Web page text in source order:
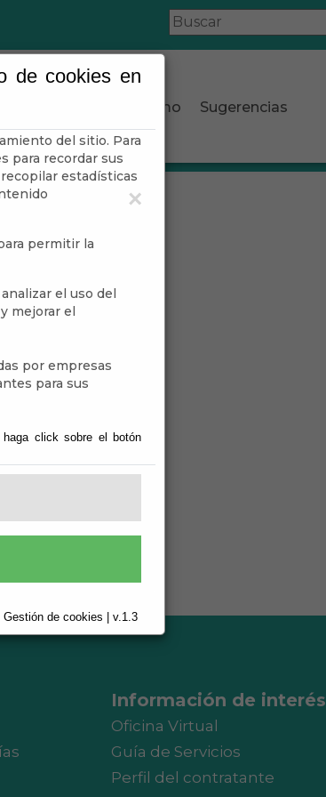
×
de cookies en
del sitio. Para
para recordar sus
estadísticas
permitir la
el uso del
mejorar el
por empresas
para sus
click sobre el botón
Gestión de cookies | v.1.3
Turismo Sugerencias
Información de interés
Oficina Virtual
Guía de Servicios
Perfil del contratante